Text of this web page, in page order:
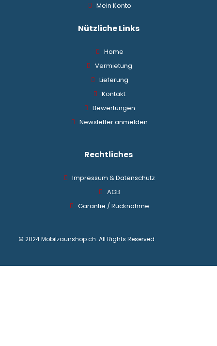
Mein Konto
Nützliche Links
Home
Vermietung
Lieferung
Kontakt
Bewertungen
Newsletter anmelden
Rechtliches
Impressum & Datenschutz
AGB
Garantie / Rücknahme
© 2024 Mobilzaunshop.ch. All Rights Reserved.